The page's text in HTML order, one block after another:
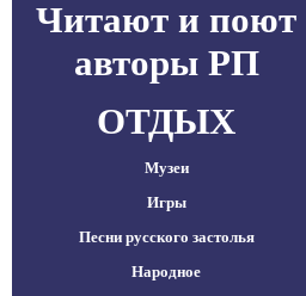
Читают и поют
авторы РП
ОТДЫХ
Музеи
Игры
Песни русского застолья
Народное